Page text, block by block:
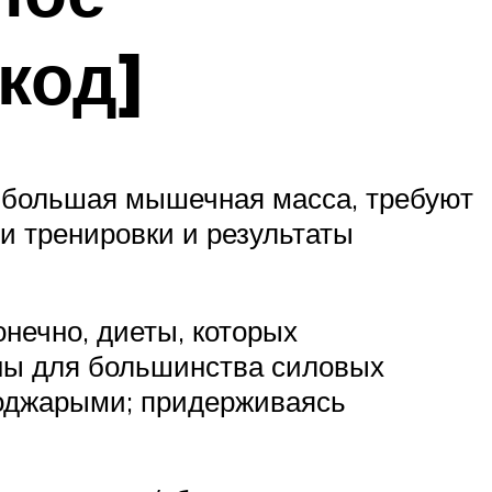
большая мышечная масса, требуют
тренировки и результаты
диеты, которых
для большинства силовых
придерживаясь